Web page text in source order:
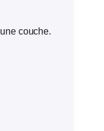
couche.